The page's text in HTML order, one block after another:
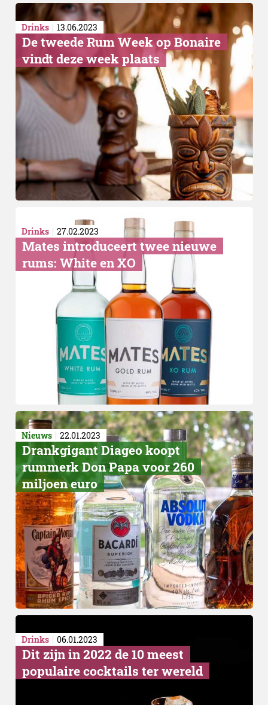
Drinks 13.06.2023
De tweede Rum Week op Bonaire
vindt deze week plaats
Drinks 27.02.2023
Mates introduceert twee nieuwe
rums: White en XO
Nieuws 22.01.2023
Drankgigant Diageo koopt
rummerk Don Papa voor 260
miljoen euro
Drinks 06.01.2023
Dit zijn in 2022 de 10 meest
populaire cocktails ter wereld